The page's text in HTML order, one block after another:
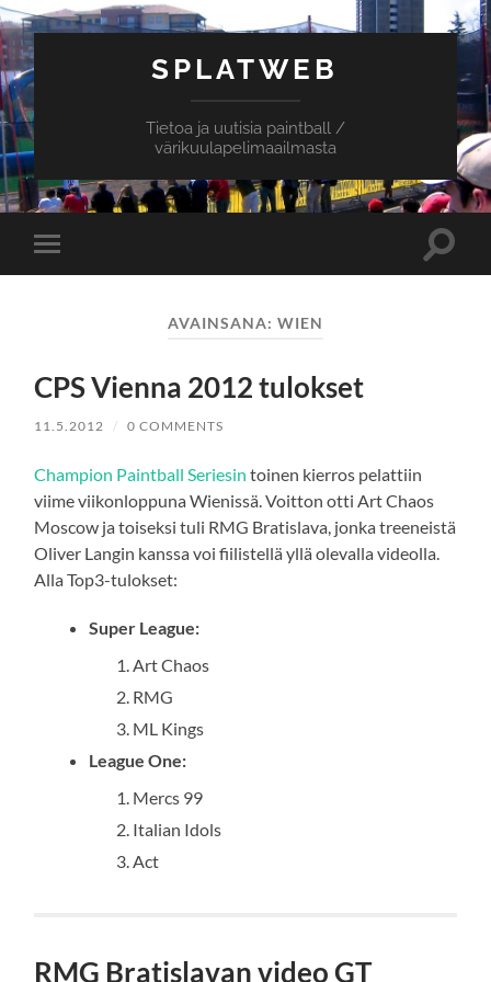
SPLATWEB
Tietoa ja uutisia paintball /
värikuulapelimaailmasta
Toggle
mobile
Toggle
AVAINSANA: WIEN
CPS Vienna 2012 tulokset
11.5.2012 / 0 COMMENTS
Champion Paintball Seriesin toinen kierros pelattiin
viime viikonloppuna Wienissä. Voitton otti Art Chaos
Moscow ja toiseksi tuli RMG Bratislava, jonka treeneistä
Oliver Langin kanssa voi fiilistellä yllä olevalla videolla.
Alla Top3-tulokset:
Super League:
Art Chaos
RMG
ML Kings
League One:
Mercs 99
Italian Idols
Act
RMG Bratislavan video GT